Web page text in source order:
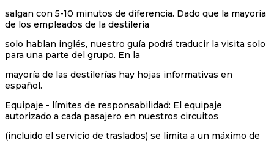
salgan con 5-10 minutos de diferencia. Dado que la mayoría
de los empleados de la destilería
solo hablan inglés, nuestro guía podrá traducir la visita solo
para una parte del grupo. En la
mayoría de las destilerías hay hojas informativas en
español.
Equipaje - límites de responsabilidad: El equipaje
autorizado a cada pasajero en nuestros circuitos
(incluido el servicio de traslados) se limita a un máximo de